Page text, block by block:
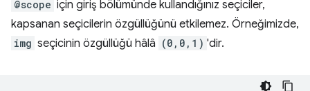
@scope için giriş bölümünde kullandığınız seçiciler,
kapsanan seçicilerin özgüllüğünü etkilemez. Örneğimizde,
img seçicinin özgüllüğü hâlâ (0,0,1) 'dir.